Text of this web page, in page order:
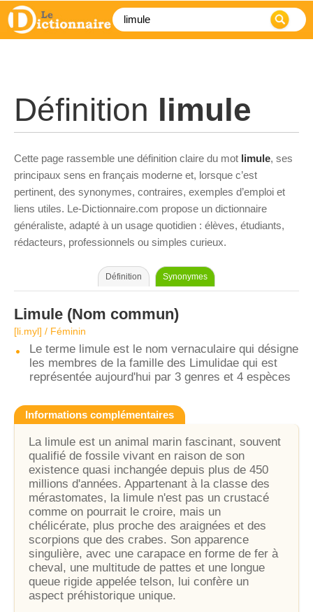
Définition limule
Cette page rassemble une définition claire du mot limule, ses
principaux sens en français moderne et, lorsque c’est
pertinent, des synonymes, contraires, exemples d’emploi et
liens utiles. Le-Dictionnaire.com propose un dictionnaire
généraliste, adapté à un usage quotidien : élèves, étudiants,
rédacteurs, professionnels ou simples curieux.
Définition Synonymes
Limule (Nom commun)
[li.myl] / Féminin
Le terme limule est le nom vernaculaire qui désigne
les membres de la famille des Limulidae qui est
représentée aujourd'hui par 3 genres et 4 espèces
Informations complémentaires
La limule est un animal marin fascinant, souvent
qualifié de fossile vivant en raison de son
existence quasi inchangée depuis plus de 450
millions d'années. Appartenant à la classe des
mérastomates, la limule n'est pas un crustacé
comme on pourrait le croire, mais un
chélicérate, plus proche des araignées et des
scorpions que des crabes. Son apparence
singulière, avec une carapace en forme de fer à
cheval, une multitude de pattes et une longue
queue rigide appelée telson, lui confère un
aspect préhistorique unique.